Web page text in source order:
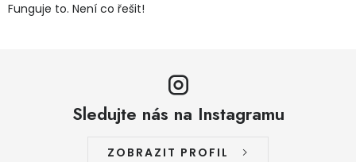
Funguje to. Není co řešit!
Sledujte nás na Instagramu
ZOBRAZIT PROFIL